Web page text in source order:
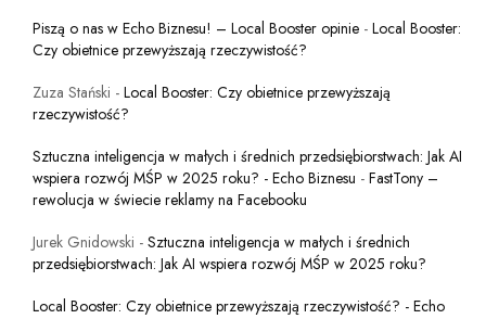
Piszą o nas w Echo Biznesu! – Local Booster opinie - Local Booster:
Czy obietnice przewyższają rzeczywistość?
Zuza Stański - Local Booster: Czy obietnice przewyższają
rzeczywistość?
Sztuczna inteligencja w małych i średnich przedsiębiorstwach: Jak AI
wspiera rozwój MŚP w 2025 roku? - Echo Biznesu - FastTony –
rewolucja w świecie reklamy na Facebooku
Jurek Gnidowski - Sztuczna inteligencja w małych i średnich
przedsiębiorstwach: Jak AI wspiera rozwój MŚP w 2025 roku?
Local Booster: Czy obietnice przewyższają rzeczywistość? - Echo